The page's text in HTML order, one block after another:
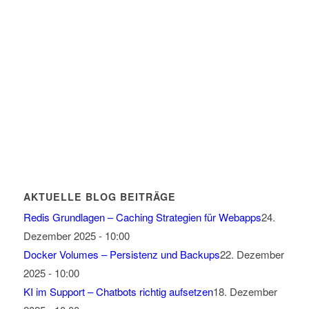
AKTUELLE BLOG BEITRÄGE
Redis Grundlagen – Caching Strategien für Webapps24.
Dezember 2025 - 10:00
Docker Volumes – Persistenz und Backups22. Dezember
2025 - 10:00
KI im Support – Chatbots richtig aufsetzen18. Dezember